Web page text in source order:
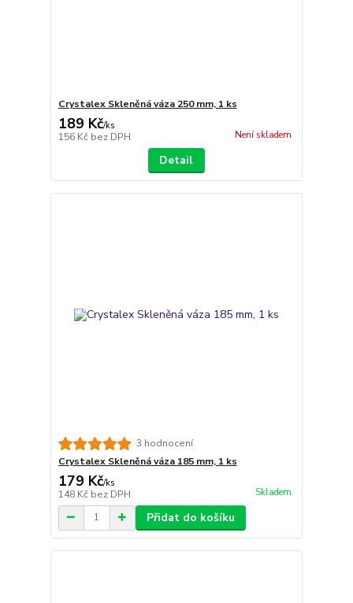
Crystalex Skleněná váza 250 mm, 1 ks
189 Kč/ks
156 Kč bez DPH Není skladem
Detail
3 hodnocení
Crystalex Skleněná váza 185 mm, 1 ks
179 Kč/ks
148 Kč bez DPH Skladem
Přidat do košíku